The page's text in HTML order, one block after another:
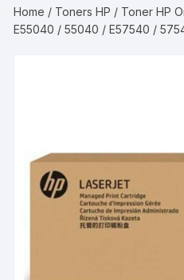
Home / Toners HP / Toner HP
E55040 / 55040 / E57540 /